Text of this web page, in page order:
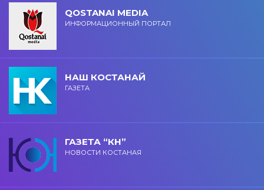
QOSTANAI MEDIA
ИНФОРМАЦИОННЫЙ ПОРТАЛ
НАШ КОСТАНАЙ
ГАЗЕТА
ГАЗЕТА “КН”
НОВОСТИ КОСТАНАЯ